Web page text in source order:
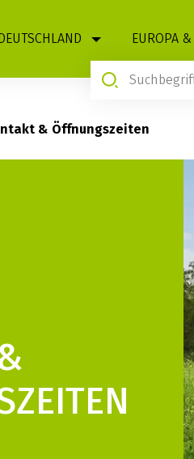
EUROPA &
& Öffnungszeiten